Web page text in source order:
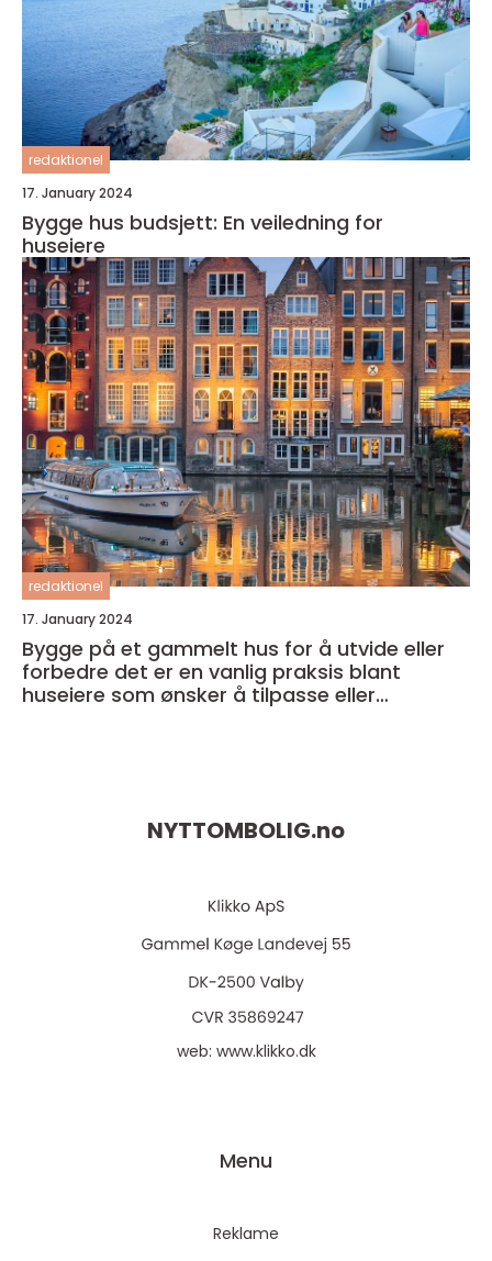
redaktionel
17. January 2024
Bygge hus budsjett: En veiledning for
huseiere
redaktionel
17. January 2024
Bygge på et gammelt hus for å utvide eller
forbedre det er en vanlig praksis blant
huseiere som ønsker å tilpasse eller
NYTTOMBOLIG.no
web: www.klikko.dk
Menu
Reklame